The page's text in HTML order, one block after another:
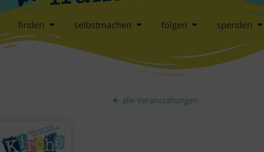
finden selbstmachen folgen spenden
alle Veranstaltungen